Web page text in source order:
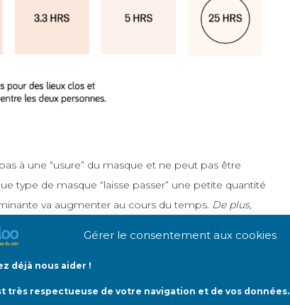
Gérer le consentement aux cookies
déjà nous aider !
très respectueuse de votre navigation et de vos données.
à une “usure” du masque et ne peut pas être
type de masque “laisse passer” une petite quantité
va augmenter au cours du temps. De plus,
était majoritaire, or c’est désormais, Omicron,
masque FFP2, un ajustement non-optimal, qui peut
est pris en compte (-10% d’étanchéité).
dans un lieu public, où le masque sera mal porté